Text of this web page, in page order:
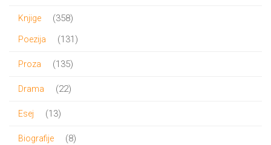
Knjige 358358
proizvoda
Poezija 131 131
Proza 135135
Drama 2222
Esej 1313
Biografije 88